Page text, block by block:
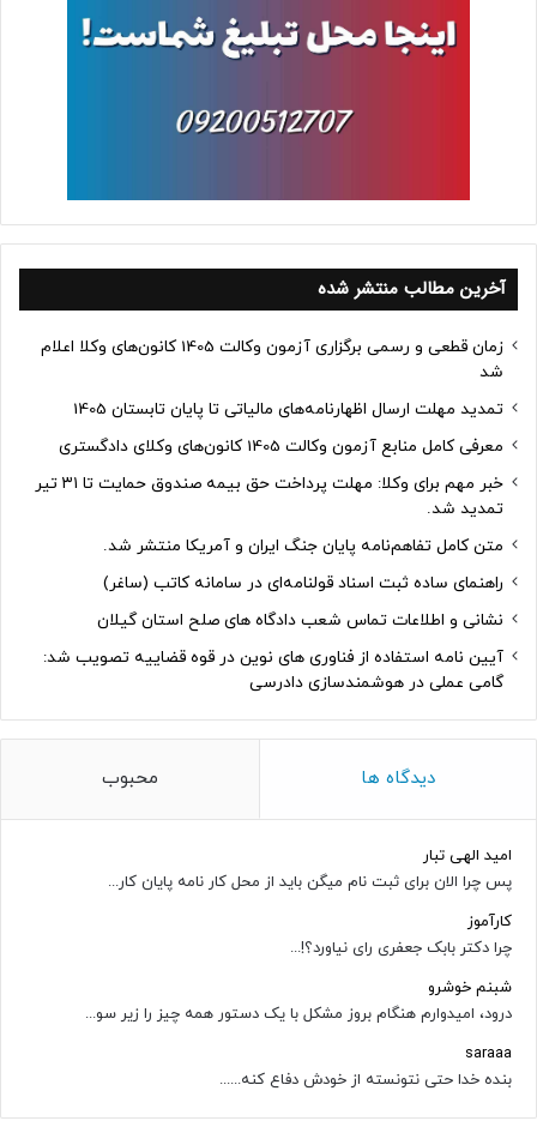
آخرین مطالب منتشر شده
زمان قطعی و رسمی برگزاری آزمون وکالت 1405 کانون‌های وکلا اعلام
شد
تمدید مهلت ارسال اظهارنامه‌های مالیاتی تا پایان تابستان 1405
معرفی کامل منابع آزمون وکالت 1405 کانون‌های وکلای دادگستری
خبر مهم برای وکلا: مهلت پرداخت حق بیمه صندوق حمایت تا ۳۱ تیر
تمدید شد.
متن کامل تفاهم‌نامه پایان جنگ ایران و آمریکا منتشر شد.
راهنمای ساده ثبت اسناد قولنامه‌ای در سامانه کاتب (ساغر)
نشانی و اطلاعات تماس شعب دادگاه های صلح استان گیلان
آیین نامه استفاده از فناوری های نوین در قوه قضاییه تصویب شد:
گامی عملی در هوشمندسازی دادرسی
دیدگاه ها محبوب
امید الهی تبار
پس چرا الان برای ثبت نام میگن باید از محل کار نامه پایان کار...
کارآموز
چرا دکتر بابک جعفری رای نیاورد؟!...
شبنم خوشرو
درود، امیدوارم هنگام بروز مشکل با یک دستور همه چیز را زیر سو...
saraaa
بنده خدا حتی نتونسته از خودش دفاع کنه......